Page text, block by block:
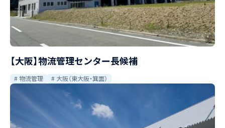
【大阪】物流管理センター長候補
物流管理 大阪（東大阪・箕面）